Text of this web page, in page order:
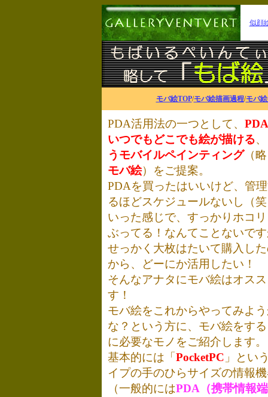
似顔
モバ絵TOP/モバ絵描画過程/モバ
PDA活用法の一つとして、
いつでもどこでも絵が描ける
うモバイルペインティング（
モバ絵）をご提案。
PDAを買ったはいいけど、管
るほどスケジュールないし（
いった感じで、すっかりホコ
ぶってる！なんてことないで
せっかく大枚はたいて購入し
から、どーにか活用したい！
そんなアナタにモバ絵はオス
す！
モバ絵をこれからやってみよ
な？という方に、モバ絵をす
に必要なモノをご紹介します。
基本的には「 PocketPC 」とい
イプの手のひらサイズの情報
（一般的にはPDA（携帯情報端